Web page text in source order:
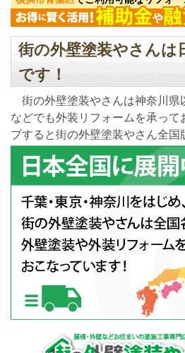
街の外壁塗装やさんは
です！
街の外壁塗装やさんは神奈川県
などでも外装リフォームを承って
プすると街の外壁塗装やさん全国